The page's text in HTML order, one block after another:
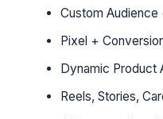
Custom Audience
Pixel +
Dynamic Product
Reels, Stories,